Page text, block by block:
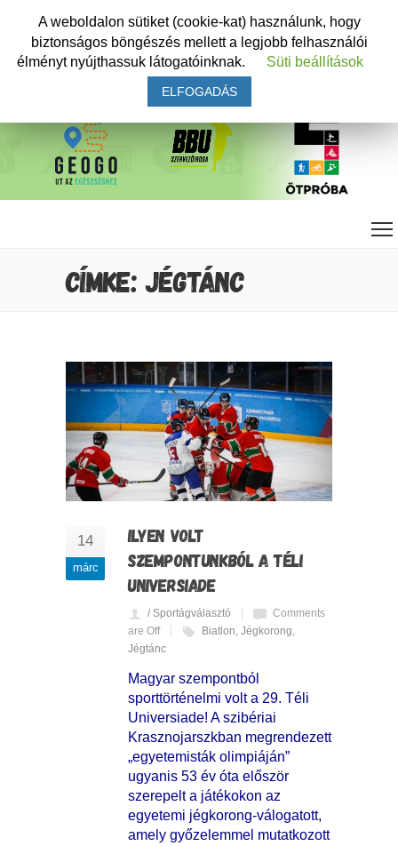
CÍMKE: JÉGTÁNC
14
márc
ILYEN VOLT
SZEMPONTUNKBÓL A TÉLI
UNIVERSIADE
/ Sportágválasztó
Comments
are Off
Biatlon Jégkorong
Jégtánc
Magyar szempontból
sporttörténelmi volt a 29. Téli
Universiade! A szibériai
Krasznojarszkban megrendezett
„egyetemisták olimpiáján”
ugyanis 53 év óta először
szerepelt a játékokon az
egyetemi jégkorong-válogatott,
amely győzelemmel mutatkozott
A weboldalon sütiket (cookie-kat) használunk, hogy
biztonságos böngészés mellett a legjobb felhasználói
élményt nyújthassuk látogatóinknak.
Süti beállítások
ELFOGADÁS